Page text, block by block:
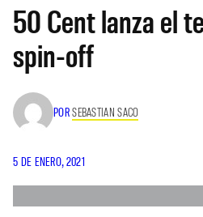
50 Cent lanza el
spin-off
PORSEBASTIAN SACO
5 DE ENERO, 2021